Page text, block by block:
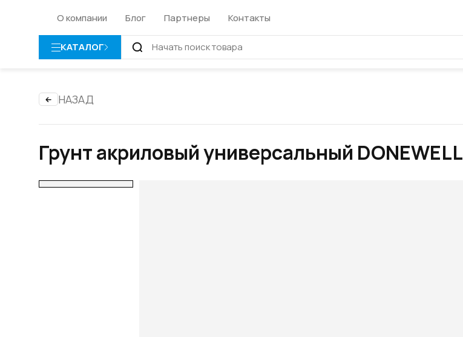
О компании Блог Партнеры Контакты
КАТАЛОГ
НАЗАД
Грунт акриловый универсальный DONEWELL